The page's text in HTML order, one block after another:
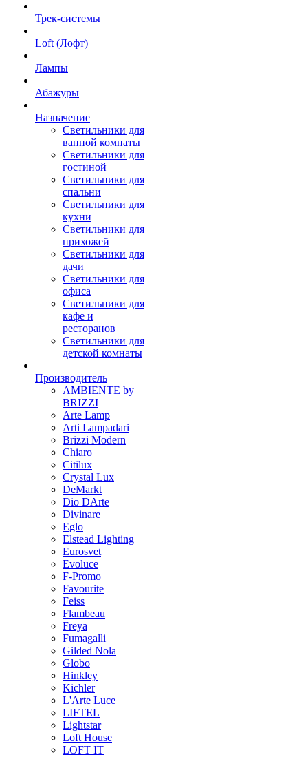
Трек-системы
Loft (Лофт)
Лампы
Абажуры
Назначение
Светильники для
ванной комнаты
Светильники для
гостиной
Светильники для
спальни
Светильники для
кухни
Светильники для
прихожей
Светильники для
дачи
Светильники для
офиса
Светильники для
кафе и
ресторанов
Светильники для
детской комнаты
Производитель
AMBIENTE by
BRIZZI
Arte Lamp
Arti Lampadari
Brizzi Modern
Chiaro
Citilux
Crystal Lux
DeMarkt
Dio DArte
Divinare
Eglo
Elstead Lighting
Eurosvet
Evoluce
F-Promo
Favourite
Feiss
Flambeau
Freya
Fumagalli
Gilded Nola
Globo
Hinkley
Kichler
L'Arte Luce
LIFTEL
Lightstar
Loft House
LOFT IT